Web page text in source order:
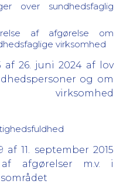
over sundhedsfaglig
af afgørelse om
virksomhed
af 26. juni 2024 af lov
og om
virksomhed
af 11. september 2015
afgørelser m.v. i